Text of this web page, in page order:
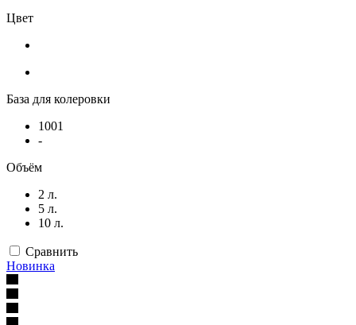
Цвет
База для колеровки
1001
-
Объём
2 л.
5 л.
10 л.
Сравнить
Новинка